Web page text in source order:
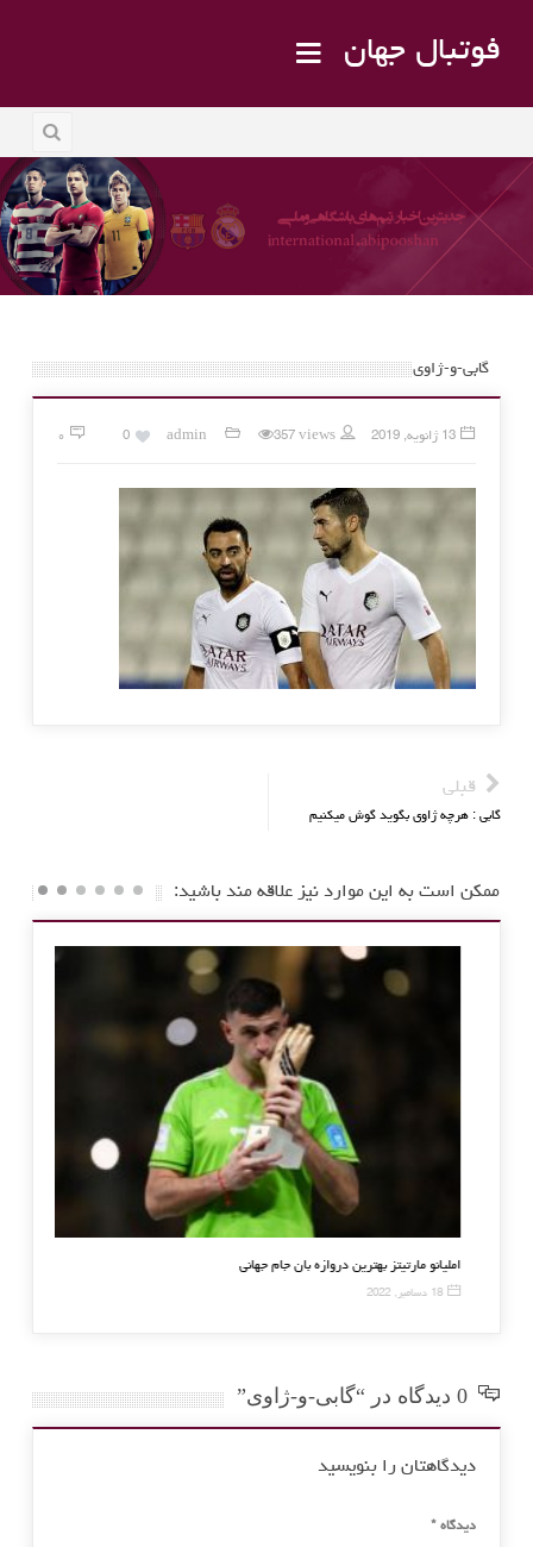
فوتبال جهان
گابی-و-ژاوی
13 ژانویه, 2019 admin 357 views
0 ۰
قبلی
گابی : هرچه ژاوی بگوید گوش میکنیم
ممکن است به این موارد نیز علاقه مند باشید:
از سرمربی گری کرواسی برکنار شد
دیدگاهتان را بنویسید
دیدگاه *